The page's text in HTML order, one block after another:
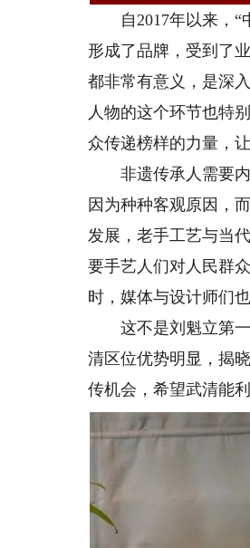
自2017年以来，“
形成了品牌，受到了
都非常有意义，是深
人物的这个环节也特
众传递榜样的力量，
非遗传承人需要内
因为种种客观原因，
发展，老手工艺与当
要手艺人们对人民群
时，媒体与设计师们
这不是刘魁立第一
清区位优势明显，揭
传机会，希望武清能